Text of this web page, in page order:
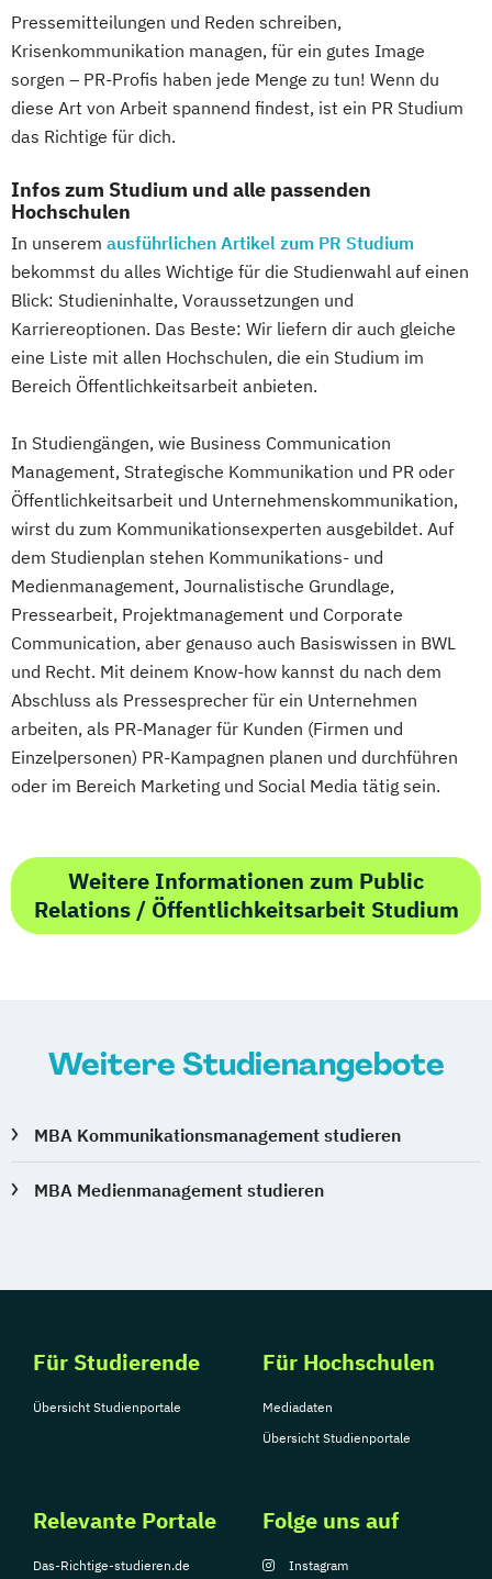
Pressemitteilungen und Reden schreiben,
Krisenkommunikation managen, für ein gutes Image
sorgen – PR-Profis haben jede Menge zu tun! Wenn du
diese Art von Arbeit spannend findest, ist ein PR Studium
das Richtige für dich.
Infos zum Studium und alle passenden
Hochschulen
In unserem ausführlichen Artikel zum PR Studium
bekommst du alles Wichtige für die Studienwahl auf einen
Blick: Studieninhalte, Voraussetzungen und
Karriereoptionen. Das Beste: Wir liefern dir auch gleiche
eine Liste mit allen Hochschulen, die ein Studium im
Bereich Öffentlichkeitsarbeit anbieten.
In Studiengängen, wie Business Communication
Management, Strategische Kommunikation und PR oder
Öffentlichkeitsarbeit und Unternehmenskommunikation,
wirst du zum Kommunikationsexperten ausgebildet. Auf
dem Studienplan stehen Kommunikations- und
Medienmanagement, Journalistische Grundlage,
Pressearbeit, Projektmanagement und Corporate
Communication, aber genauso auch Basiswissen in BWL
und Recht. Mit deinem Know-how kannst du nach dem
Abschluss als Pressesprecher für ein Unternehmen
arbeiten, als PR-Manager für Kunden (Firmen und
Einzelpersonen) PR-Kampagnen planen und durchführen
oder im Bereich Marketing und Social Media tätig sein.
Weitere Informationen zum Public
Relations / Öffentlichkeitsarbeit Studium
Weitere Studienangebote
MBA Kommunikationsmanagement studieren
MBA Medienmanagement studieren
Für Studierende
Übersicht Studienportale
Für Hochschulen
Mediadaten
Übersicht Studienportale
Relevante Portale
Das-Richtige-studieren.de
Folge uns auf
Instagram